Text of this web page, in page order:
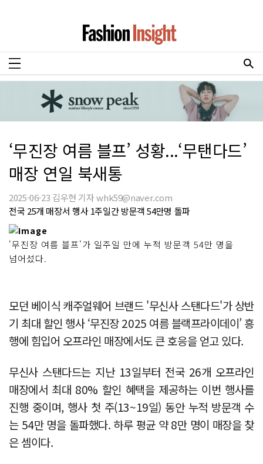
‘무진장 여름 블프’ 성황...‘무탠다드’
매장 연일 북새통
2025-06-23 김우현 기자 whk59@naver.com
전국 25개 매장서 행사 1주일간 방문객 54만명 돌파
'무진장 여름 블프'가 일주일 만에 누적 방문객 54만 명을
넘어섰다.
모던 베이식 캐주얼웨어 브랜드 '무신사 스탠다드'가 상반
기 최대 할인 행사 ‘무진장 2025 여름 블랙프라이데이’ 흥
행에 힘입어 오프라인 매장에서도 큰 호응을 얻고 있다.
무신사 스탠다드는 지난 13일부터 전국 26개 오프라인
매장에서 최대 80% 할인 혜택을 제공하는 이번 행사를
진행 중이며, 행사 첫 주(13~19일) 동안 누적 방문객 수
는 54만 명을 돌파했다. 하루 평균 약 8만 명이 매장을 찾
은 셈이다.